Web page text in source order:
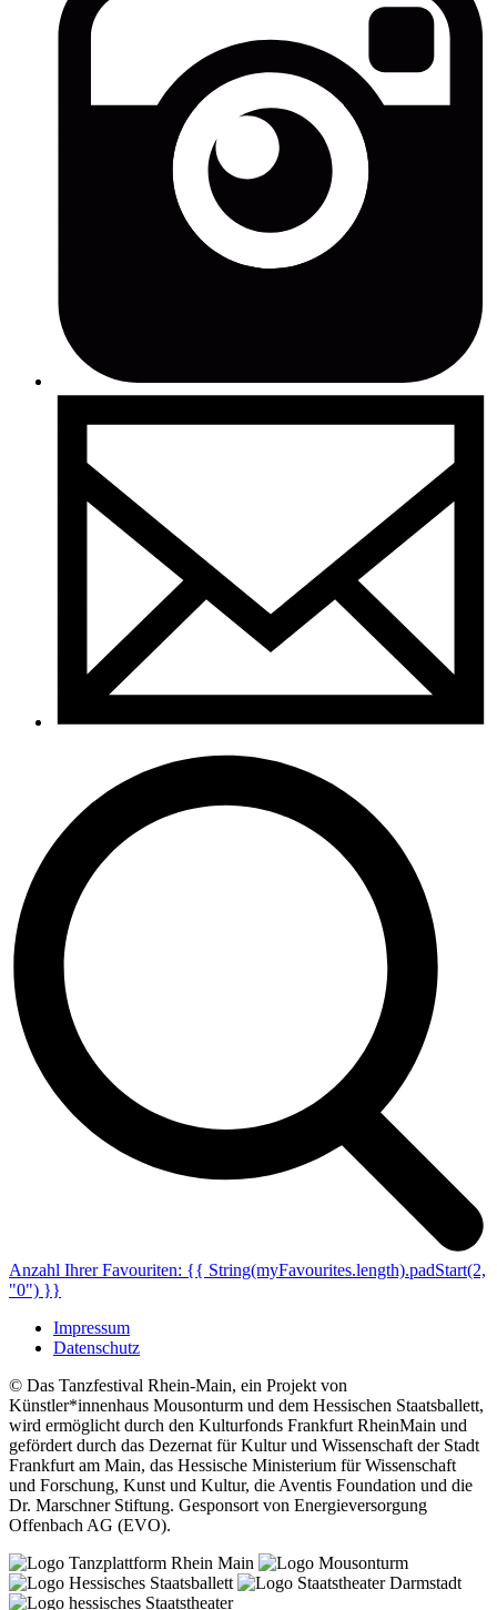
Anzahl Ihrer Favouriten: {{ String(myFavourites.length).padStart(2,
"0") }}
Impressum
Datenschutz
© Das Tanzfestival Rhein-Main, ein Projekt von
Künstler*innenhaus Mousonturm und dem Hessischen Staatsballett,
wird ermöglicht durch den Kulturfonds Frankfurt RheinMain und
gefördert durch das Dezernat für Kultur und Wissenschaft der Stadt
Frankfurt am Main, das Hessische Ministerium für Wissenschaft
und Forschung, Kunst und Kultur, die Aventis Foundation und die
Dr. Marschner Stiftung. Gesponsort von Energieversorgung
Offenbach AG (EVO).